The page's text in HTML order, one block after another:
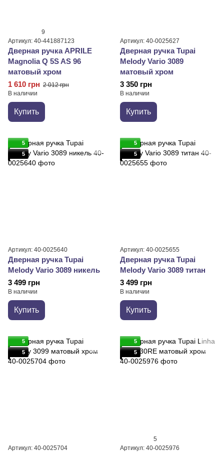
9
Артикул: 40-441887123
Дверная ручка APRILE
Magnolia Q 5S AS 96
матовый хром
1 610 грн 2 012 грн
В наличии
Купить
Артикул: 40-0025627
Дверная ручка Tupai
Melody Vario 3089
матовый хром
3 350 грн
В наличии
Купить
5
5
Артикул: 40-0025640
Дверная ручка Tupai
Melody Vario 3089 никель
3 499 грн
В наличии
Купить
5
5
Артикул: 40-0025655
Дверная ручка Tupai
Melody Vario 3089 титан
3 499 грн
В наличии
Купить
5
5
Артикул: 40-0025704
5
5
5
Артикул: 40-0025976